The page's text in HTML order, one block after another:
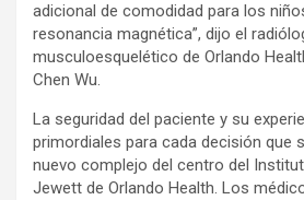
adicional de comodidad para los
resonancia magnética”, dijo el
musculoesquelético de Orlando
Chen Wu.
La seguridad del paciente y su
primordiales para cada decisión que
nuevo complejo del centro del
Jewett de Orlando Health. Los